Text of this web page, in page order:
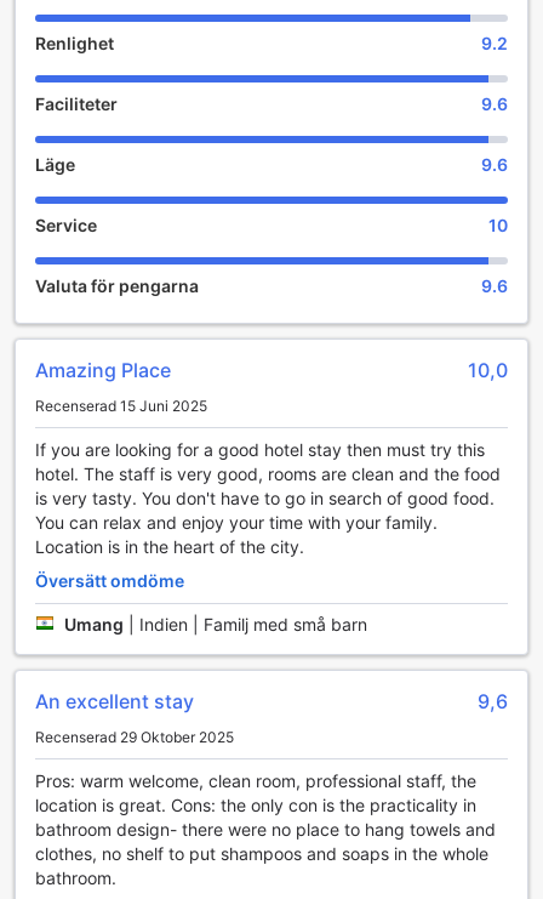
Vissa av rummen på Velvet Luxe Hotel har särskilda
designinslag sombalkong eller terrass. I vissa utvalda rum
kan du hitta kaffemaskin eller tekokare, vatten på flaska
och minibar till ditt förfogande.
Eftersom badprodukter spelar en viktig roll för ökad
gästnöjdhet så tillhandahåller det här boendet en hårtork,
badrockar och toalettartiklar i vissa utvalda rum.
Förtäring och saker att göra
Vakna utan oro på Velvet Luxe Hotel där du kan få frukost
på plats. Om du inte har lust att gå ut och äta så kan du
boendet. Ha en kul utekväll med ditt ressällskap direkt på
det här boendets bar. På det här boendet kan du servera
dig själv snacks från varuautomaterna dygnet runt.
Renlighet 9.2
Faciliteter 9.6
Läge 9.6
Service 10
Valuta för pengarna 9.6
Amazing Place 10,0
Recenserad 15 Juni 2025
If you are looking for a good hotel stay then must try this
hotel. The staff is very good, rooms are clean and the food
is very tasty. You don't have to go in search of good food.
You can relax and enjoy your time with your family.
Location is in the heart of the city.
Översätt omdöme
Umang Indien | Familj med små barn
An excellent stay 9,6
Recenserad 29 Oktober 2025
Pros: warm welcome, clean room, professional staff, the
location is great. Cons: the only con is the practicality in
bathroom design- there were no place to hang towels and
clothes, no shelf to put shampoos and soaps in the whole
bathroom.